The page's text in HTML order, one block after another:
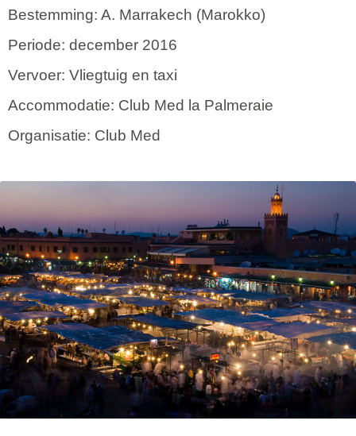
Bestemming: A. Marrakech (Marokko)
Periode: december 2016
Vervoer: Vliegtuig en taxi
Accommodatie: Club Med la Palmeraie
Organisatie: Club Med